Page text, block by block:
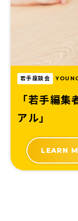
若手座談会
「若手編集
アル」
LEARN